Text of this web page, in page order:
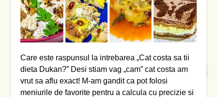
Care este raspunsul la intrebarea „Cat costa sa tii
dieta Dukan?” Desi stiam vag „cam” cat costa am
vrut sa aflu exact! M-am gandit ca pot folosi
meniurile de favorite pentru a calcula cu precizie si